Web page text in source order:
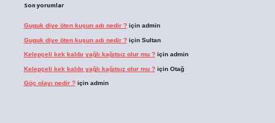
Son yorumlar
Guguk diye öten kuşun adı nedir ?için admin
Guguk diye öten kuşun adı nedir ?için Sultan
Kelepçeli kek kalıbı yağlı kağıtsız olur mu ?için admin
Kelepçeli kek kalıbı yağlı kağıtsız olur mu ?için Otağ
Göç olayı nedir ?için admin